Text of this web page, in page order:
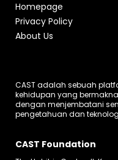
Homepage
Privacy Policy
About Us
CAST adalah sebuah
kehidupan yang
dengan menjembatani
pengetahuan dan
CAST Foundation